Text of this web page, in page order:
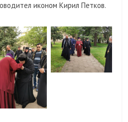
иконом Кирил Петков.